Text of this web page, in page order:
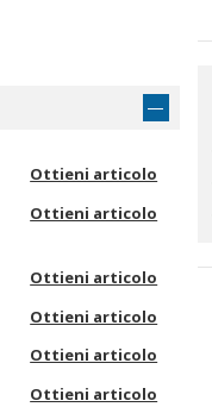
Ottieni articolo
Ottieni articolo
Ottieni articolo
Ottieni articolo
Ottieni articolo
Ottieni articolo